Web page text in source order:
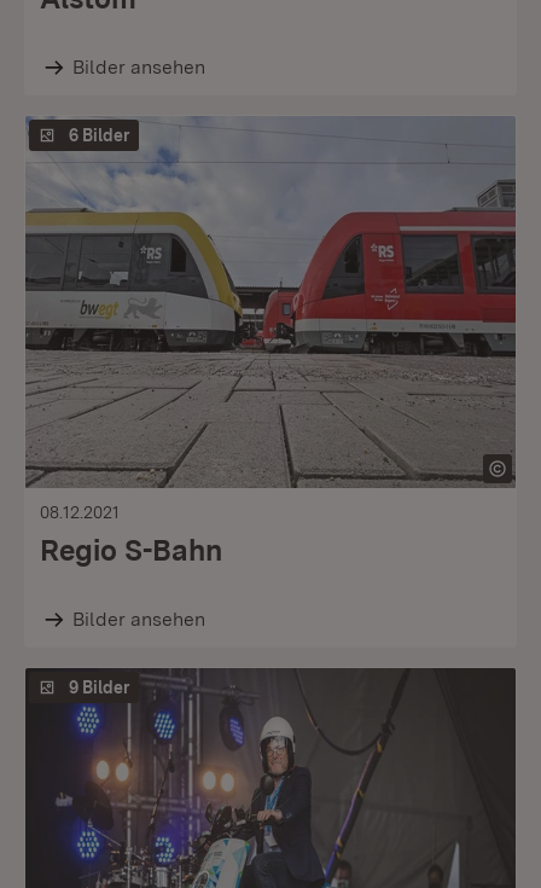
Bilder ansehen
6 Bilder
08.12.2021
Regio S-Bahn
Bilder ansehen
9 Bilder